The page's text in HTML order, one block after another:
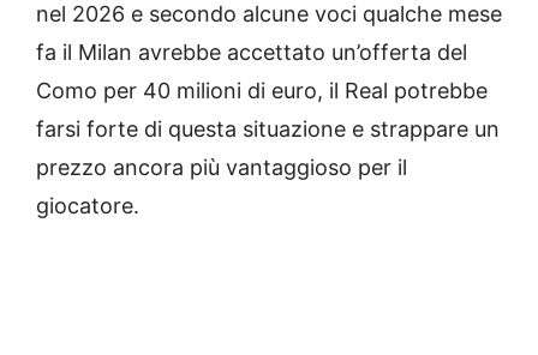
nel 2026 e secondo alcune voci qualche mese
fa il Milan avrebbe accettato un’offerta del
Como per 40 milioni di euro, il Real potrebbe
farsi forte di questa situazione e strappare un
prezzo ancora più vantaggioso per il
giocatore.